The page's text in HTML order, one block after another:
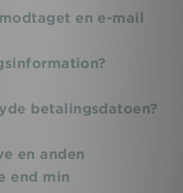
en e-mail
betalingsdatoen?
en anden
end min